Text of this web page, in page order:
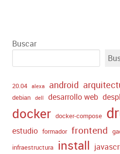
Buscar
20.04 alexa android
debian dell desarrollo web
docker docker-compose
estudio formador frontend
infraestructura install